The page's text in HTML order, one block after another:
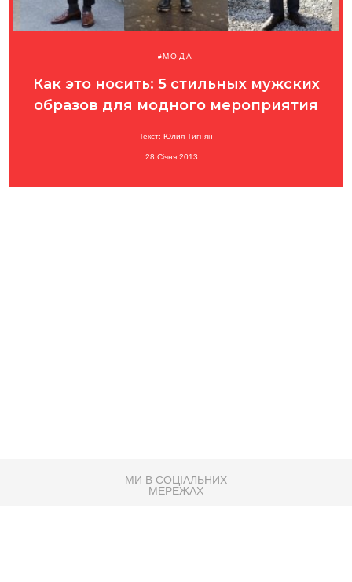
МОДА
Как это носить: 5 стильных мужских
образов для модного мероприятия
Текст: Юлия Тигнян
28 Січня 2013
МИ В СОЦІАЛЬНИХ
МЕРЕЖАХ